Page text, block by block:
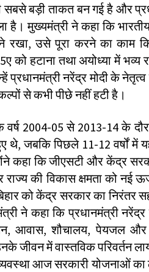
बड़ी ताकत बन गई है और
है। मुख्यमंत्री ने कहा कि
उसे पूरा करने का काम
हटाना तथा अयोध्या में भव्य
प्रधानमंत्री नरेंद्र मोदी के
से कभी पीछे नहीं हटी है।
वर्ष 2004-05 से 2013-14 के
थे, जबकि पिछले 11-12 वर्षों
कहा कि जीएसटी और केंद्र
की विकास क्षमता को नई
को केंद्र सरकार का निरंतर
ने कहा कि प्रधानमंत्री
आवास, शौचालय, पेयजल और
जीवन में वास्तविक परिवर्तन
आज सरकारी योजनाओं का